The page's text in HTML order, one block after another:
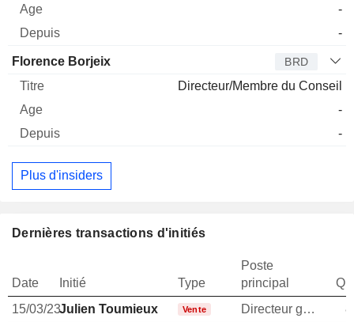
-
-
Florence Borjeix BRD
Directeur/Membre du Conseil
-
-
Plus d'insiders
Dernières transactions d'initiés
Date Initié Type
Poste
principal
15/03/23Julien Toumieux Vente Directeur general